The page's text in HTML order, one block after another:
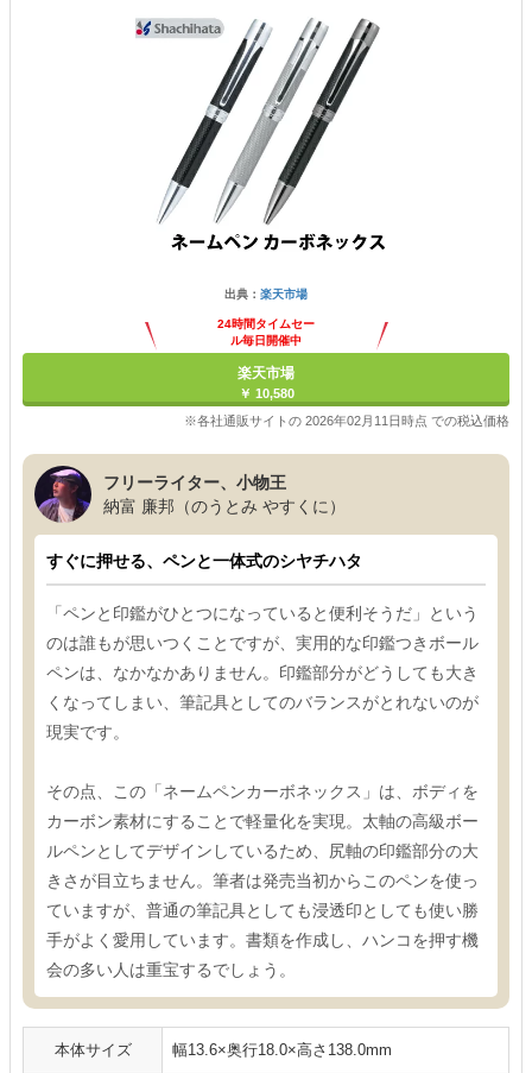
出典： 楽天市場
24時間タイムセー
ル毎日開催中
楽天市場
￥ 10,580
※各社通販サイトの 2026年02月11日時点 での税込価格
フリーライター、小物王
納富 廉邦（のうとみ やすくに）
すぐに押せる、ペンと一体式のシヤチハタ
「ペンと印鑑がひとつになっていると便利そうだ」という
のは誰もが思いつくことですが、実用的な印鑑つきボール
ペンは、なかなかありません。印鑑部分がどうしても大き
くなってしまい、筆記具としてのバランスがとれないのが
現実です。
その点、この「ネームペンカーボネックス」は、ボディを
カーボン素材にすることで軽量化を実現。太軸の高級ボー
ルペンとしてデザインしているため、尻軸の印鑑部分の大
きさが目立ちません。筆者は発売当初からこのペンを使っ
ていますが、普通の筆記具としても浸透印としても使い勝
手がよく愛用しています。書類を作成し、ハンコを押す機
会の多い人は重宝するでしょう。
本体サイズ 幅13.6×奥行18.0×高さ138.0mm